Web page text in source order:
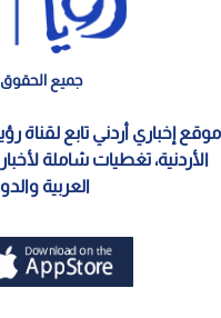
جميع الحقوق
موقع إخباري أردني تابع لقناة
الأردنية، تغطيات شاملة
العربية